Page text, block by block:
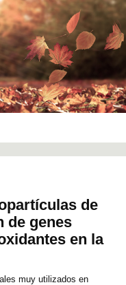
de
de genes
en la
muy utilizados en